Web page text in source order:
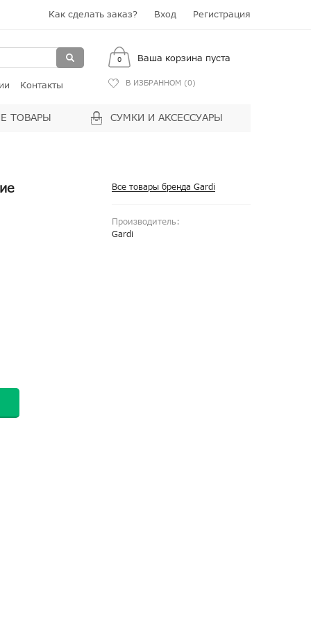
Как сделать заказ? Вход Регистрация
Контакты
0 Ваша корзина пуста
В ИЗБРАННОМ (0)
ТОВАРЫ СУМКИ И АКСЕССУАРЫ
Все товары бренда Gardi
Производитель:
Gardi